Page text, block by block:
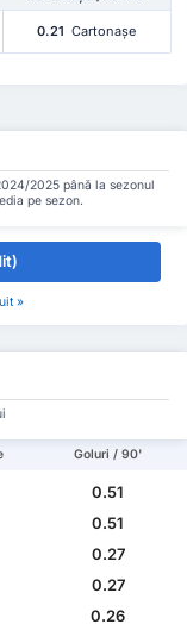
0.21 Cartonașe
2025 până la sezonul
pe sezon.
»
Goluri / 90'
0.51
0.51
0.27
0.27
0.26